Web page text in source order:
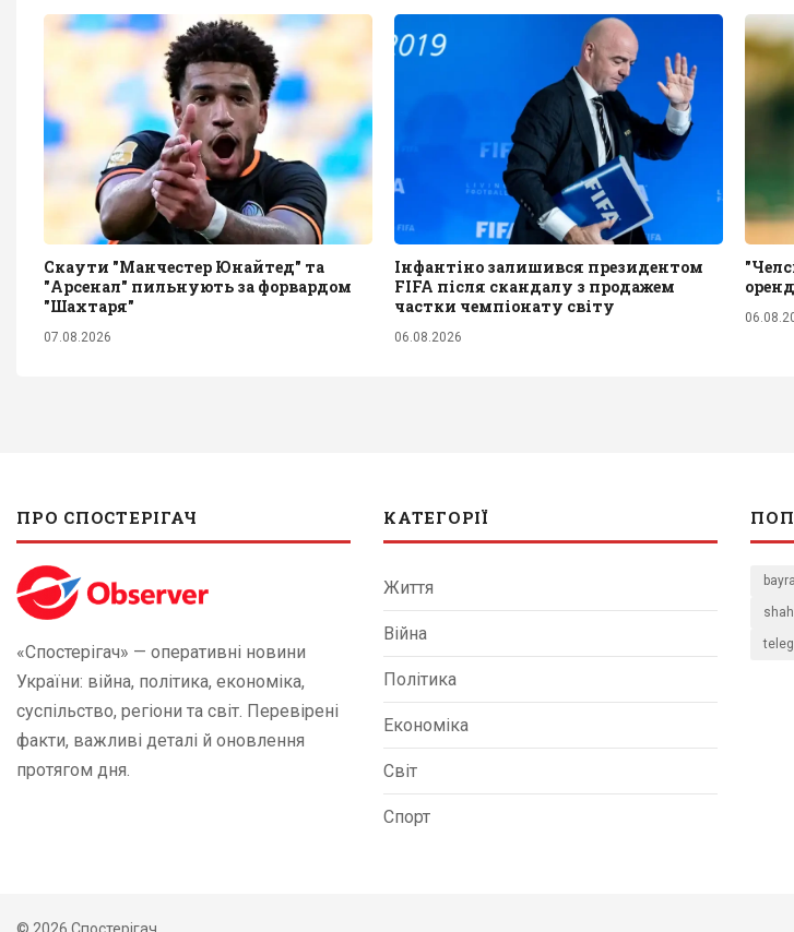
Скаути "Манчестер Юнайтед" та
"Арсенал" пильнують за форвардом
"Шахтаря"
07.08.2026
Інфантіно залишився президентом
FIFA після скандалу з продажем
частки чемпіонату світу
06.08.2026
ПРО СПОСТЕРІГАЧ
«Спостерігач» — оперативні новини
України: війна, політика, економіка,
суспільство, регіони та світ. Перевірені
факти, важливі деталі й оновлення
протягом дня.
КАТЕГОРІЇ
Життя
Війна
Політика
Економіка
Світ
Спорт